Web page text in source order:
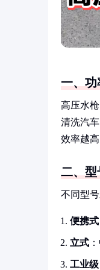
一、功
高压水
清洗汽
效率越
二、型
不同型
便携式
立式
工业级